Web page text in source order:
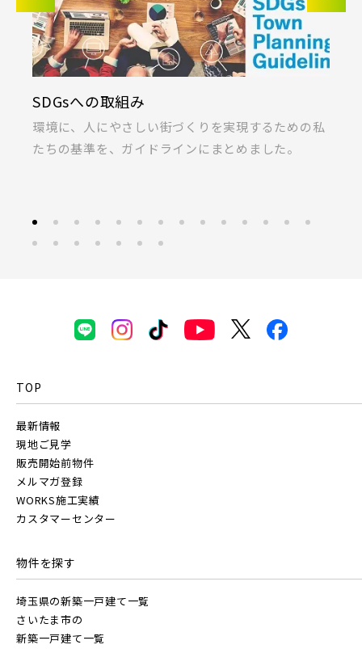
SDGsへの取組み
環境に、人にやさしい街づくりを実現するための私
たちの基準を、ガイドラインにまとめました。
TOP
最新情報
現地ご見学
販売開始前物件
メルマガ登録
WORKS施工実績
カスタマーセンター
物件を探す
埼玉県の新築一戸建て一覧
さいたま市の
新築一戸建て一覧